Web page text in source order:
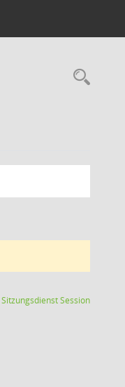
SitzungsdienstSession(Wird in